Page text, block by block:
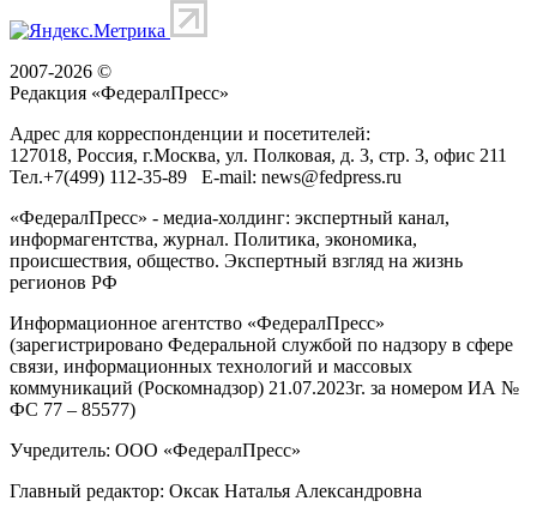
2007-2026 ©
Редакция «ФедералПресс»
Адрес для корреспонденции и посетителей:
127018, Россия, г.Москва, ул. Полковая, д. 3, стр. 3, офис 211
Тел.+7(499) 112-35-89 E-mail: news@fedpress.ru
«ФедералПресс» - медиа-холдинг: экспертный канал,
информагентства, журнал. Политика, экономика,
происшествия, общество. Экспертный взгляд на жизнь
регионов РФ
Информационное агентство «ФедералПресс»
(зарегистрировано Федеральной службой по надзору в сфере
связи, информационных технологий и массовых
коммуникаций (Роскомнадзор) 21.07.2023г. за номером ИА №
ФС 77 – 85577)
Учредитель: ООО «ФедералПресс»
Главный редактор: Оксак Наталья Александровна